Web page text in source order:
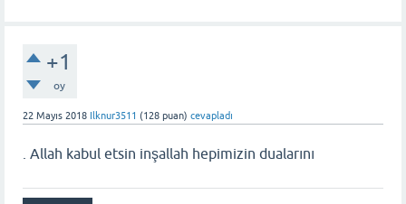
+1
oy
22 Mayıs 2018 Ilknur3511 (128 puan) cevapladı
. Allah kabul etsin inşallah hepimizin dualarını